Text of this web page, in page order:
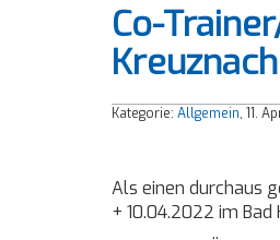
Co-
Kategorie: Allgemein, 11.
Als einen durchaus
+ 10.04.2022 im